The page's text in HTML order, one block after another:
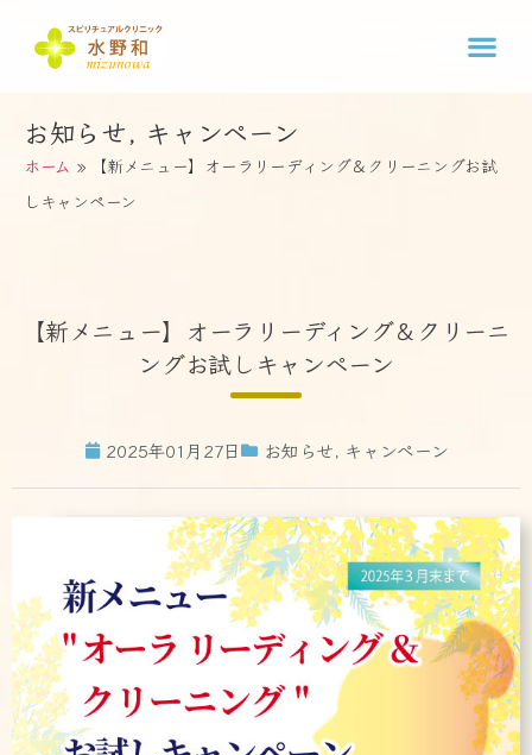
お知らせ, キャンペーン
ホーム »
【新メニュー】オーラリーディング＆クリーニングお試
しキャンペーン
【新メニュー】オーラリーディング＆クリーニ
ングお試しキャンペーン
2025年01月27日 お知らせ, キャンペーン